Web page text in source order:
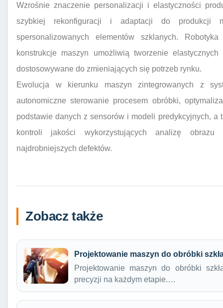
Wzrośnie znaczenie personalizacji i elastyczności
szybkiej rekonfiguracji i adaptacji do produkcji
spersonalizowanych elementów szklanych.
konstrukcje maszyn umożliwią tworzenie
dostosowywane do zmieniających się potrzeb rynku.
Ewolucja w kierunku maszyn zintegrowanych z
autonomiczne sterowanie procesem obróbki,
podstawie danych z sensorów i modeli predykcyjnych,
kontroli jakości wykorzystujących analizę
najdrobniejszych defektów.
Zobacz także
Projektowanie maszyn do obróbki
Projektowanie maszyn do obróbki
precyzji na każdym etapie.…